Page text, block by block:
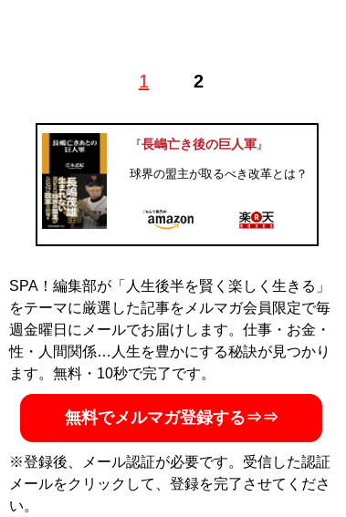
1 2
(社会人野球）を経て、71年東映フライヤーズ（現・北
ス（現・福岡ソフトバンクホークス）移籍、76年阪神タ
イガースに移籍し、81年現役引退。プロ通算成績は113
勝126敗19セーブ。防御率3.52、開幕投手6回、オール
スター選出5回、ボーク日本記録。92年参議院議員初当
選。2001年1月参議院初代内閣委員長就任。2期12年務
め、04年参議院議員離職。現在はサンケイスポーツ、フ
リーグ初の日本人チーム・サムライベアーズ副コミッシ
ョナー・総監督、クラブチーム・京都ファイアーバーズ
を立ち上げ総監督、タイ王国ナショナルベースボールチ
ーム総監督として北京五輪アジア予選出場など球界の底
辺拡大・発展に努めてきた。ベストセラーとなった『プ
ロ野球を10倍楽しく見る方法』（ベストセラーズ）、
『阪神タイガースぶっちゃけ話』（清談社Publico）をは
じめ著書は80冊を超える。
記事一覧へ
『長嶋亡き後の巨人軍』
球界の盟主が取るべき改革とは？
SPA！編集部が「人生後半を賢く楽しく生きる」
をテーマに厳選した記事をメルマガ会員限定で毎
週金曜日にメールでお届けします。仕事・お金・
性・人間関係…人生を豊かにする秘訣が見つかり
ます。無料・10秒で完了です。
無料でメルマガ登録する⇒⇒
※登録後、メール認証が必要です。受信した認証
メールをクリックして、登録を完了させてくださ
い。